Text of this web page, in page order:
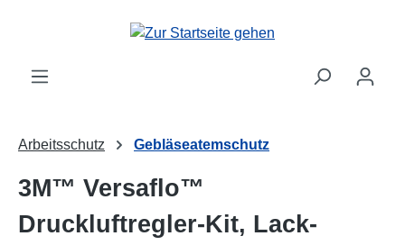
Zum Hauptinhalt springen
Arbeitsschutz Gebläseatemschutz
3M™ Versaflo™
Druckluftregler-Kit, Lack-